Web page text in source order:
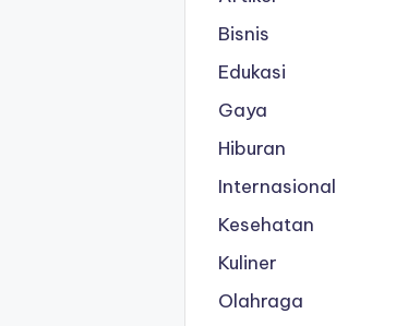
Bisnis
Edukasi
Gaya
Hiburan
Internasional
Kesehatan
Kuliner
Olahraga